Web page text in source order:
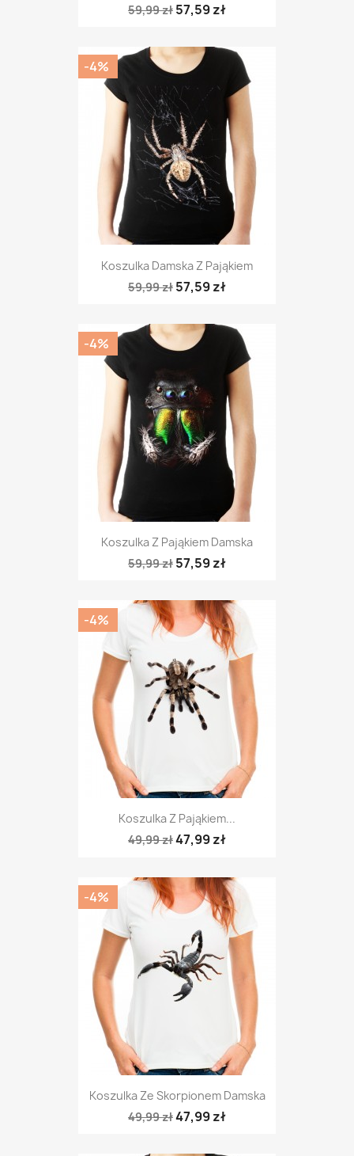
59,99 zł 57,59 zł
Koszulka Damska Z Pająkiem
59,99 zł 57,59 zł
-4%
Koszulka Z Pająkiem Damska
59,99 zł 57,59 zł
-4%
Koszulka Z Pająkiem...
49,99 zł47,99 zł
-4%
Koszulka Ze Skorpionem Damska
49,99 zł47,99 zł
-4%